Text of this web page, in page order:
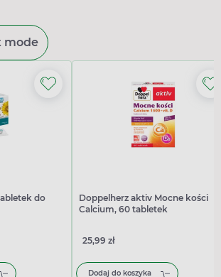
mode
do
Doppelherz aktiv Mocne kości
Calcium, 60 tabletek
25,99 zł
Dodaj do koszyka